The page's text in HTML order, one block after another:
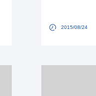
2015/08/24